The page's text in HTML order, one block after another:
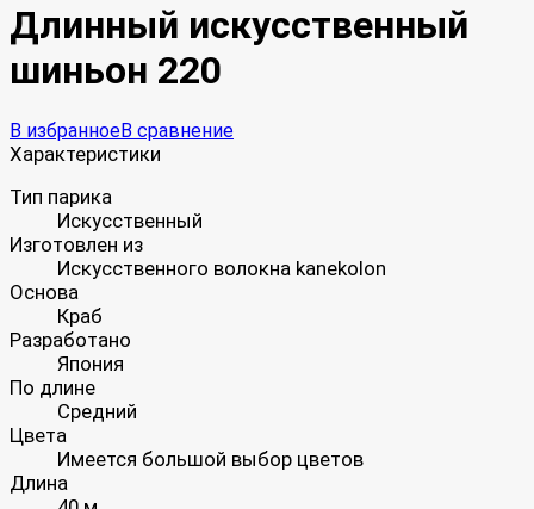
Длинный искусственный
шиньон 220
В избранноеВ сравнение
Характеристики
Тип парика
Искусственный
Изготовлен из
Искусственного волокна kanekolon
Основа
Краб
Разработано
Япония
По длине
Средний
Цвета
Имеется большой выбор цветов
Длина